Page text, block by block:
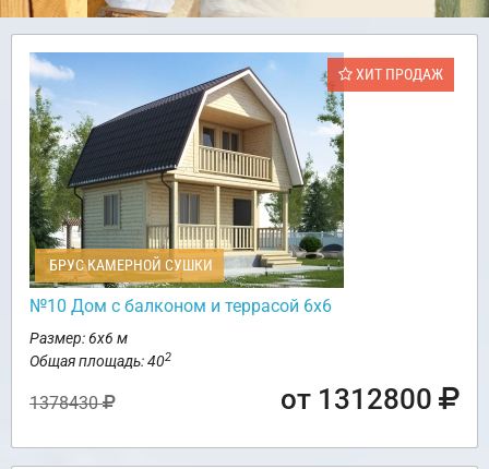
ХИТ ПРОДАЖ
БРУС КАМЕРНОЙ СУШКИ
№10 Дом с балконом и террасой 6х6
Размер: 6х6 м
Общая площадь: 402
1378430 от 1312800